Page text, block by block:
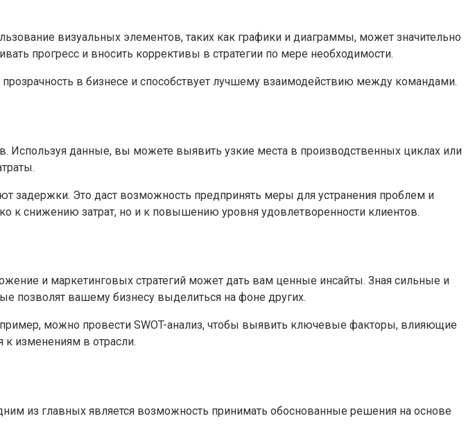
визуальных элементов, таких как графики и диаграммы, может значительно
прогресс и вносить коррективы в стратегии по мере необходимости.
в бизнесе и способствует лучшему взаимодействию между командами.
данные, вы можете выявить узкие места в производственных циклах или
задержки. Это даст возможность предпринять меры для устранения проблем и
к снижению затрат, но и к повышению уровня удовлетворенности клиентов.
и маркетинговых стратегий может дать вам ценные инсайты. Зная сильные и
позволят вашему бизнесу выделиться на фоне других.
можно провести SWOT-анализ, чтобы выявить ключевые факторы, влияющие
к изменениям в отрасли.
из главных является возможность принимать обоснованные решения на основе